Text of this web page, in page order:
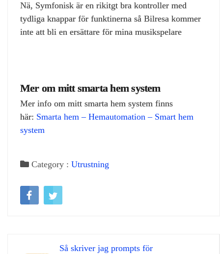
Nä, Symfonisk är en rikitgt bra kontroller med
tydliga knappar för funktinerna så Bilresa kommer
inte att bli en ersättare för mina musikspelare
Mer om mitt smarta hem system
Mer info om mitt smarta hem system finns
här: Smarta hem – Hemautomation – Smart hem
system
Category : Utrustning
Så skriver jag prompts för